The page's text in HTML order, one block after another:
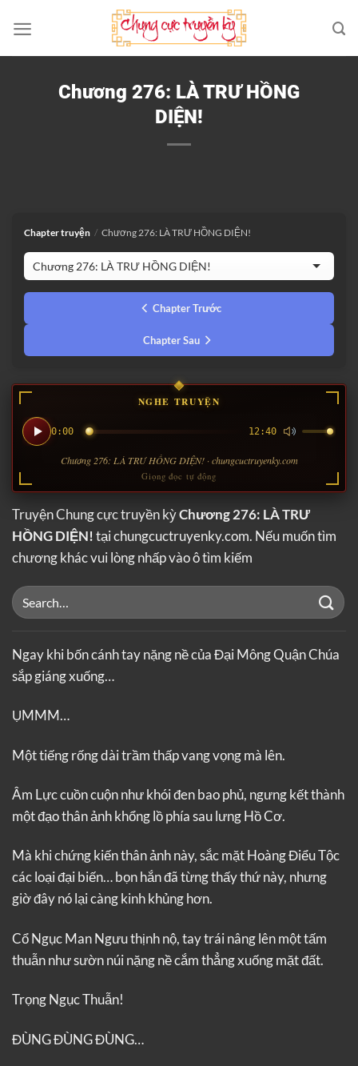
qua
nội
Chương 276: LÀ TRƯ HỒNG
DIỆN!
Chapter truyện / Chương 276: LÀ TRƯ HỒNG DIỆN!
Chapter Trước
Chapter Sau
NGHE TRUYỆN
0:00 12:40
Chương 276: LÀ TRƯ HỒNG DIỆN! · chungcuctruyenky.com
Giọng đọc tự động
Truyện Chung cực truyền kỳChương 276: LÀ TRƯ
HỒNG DIỆN!tại chungcuctruyenky.com. Nếu muốn tìm
chương khác vui lòng nhấp vào ô tìm kiếm
Ngay khi bốn cánh tay nặng nề của Đại Mông Quận Chúa
sắp giáng xuống…
ỤMMM…
Một tiếng rống dài trầm thấp vang vọng mà lên.
Âm Lực cuồn cuộn như khói đen bao phủ, ngưng kết thành
một đạo thân ảnh khổng lồ phía sau lưng Hồ Cơ.
Mà khi chứng kiến thân ảnh này, sắc mặt Hoàng Điểu Tộc
các loại đại biến… bọn hắn đã từng thấy thứ này, nhưng
giờ đây nó lại càng kinh khủng hơn.
Cổ Ngục Man Ngưu thịnh nộ, tay trái nâng lên một tấm
thuẫn như sườn núi nặng nề cắm thẳng xuống mặt đất.
Trọng Ngục Thuẫn!
ĐÙNG ĐÙNG ĐÙNG…